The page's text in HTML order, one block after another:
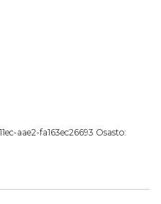
aae2-fa163ec26693 Osasto: